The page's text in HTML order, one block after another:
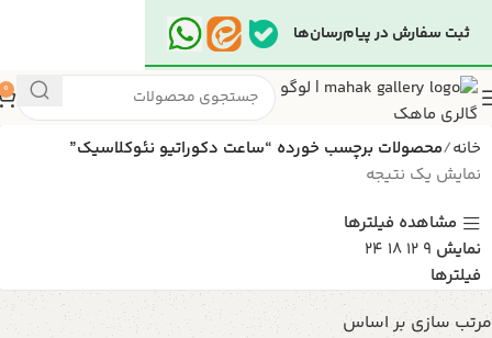
0
خانه محصولات برچسب خورده “ساعت دکوراتیو نئوکلاسیک”
نمایش یک نتیجه
مشاهده فیلترها
نمایش 9
12
18
24
فیلترها
مرتب سازی بر اساس
ثبت سفارش در پیام‌رسان‌ها